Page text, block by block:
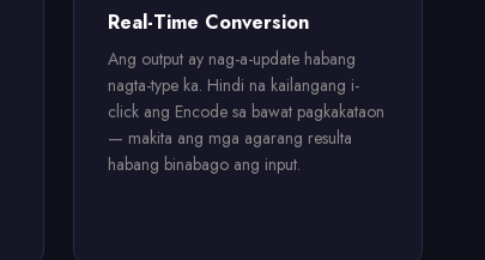
Real-Time Conversion
Ang output ay nag-a-update habang
nagta-type ka. Hindi na kailangang i-
click ang Encode sa bawat pagkakataon
— makita ang mga agarang resulta
habang binabago ang input.